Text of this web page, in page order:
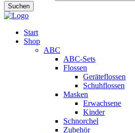
Suchen
Start
Shop
ABC
ABC-Sets
Flossen
Geräteflossen
Schuhflossen
Masken
Erwachsene
Kinder
Schnorchel
Zubehör